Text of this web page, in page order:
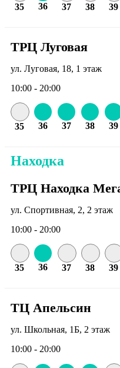
35 36 37 38 39
ТРЦ Луговая
ул. Луговая, 18, 1 этаж
10:00 - 20:00
35 36 37 38 39
Находка
ТРЦ Находка
ул. Спортивная, 2, 2 этаж
10:00 - 20:00
35 36 37 38 39
ТЦ Апельсин
ул. Школьная, 1Б, 2 этаж
10:00 - 20:00